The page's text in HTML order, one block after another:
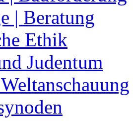
| Beratung
Ethik
Judentum